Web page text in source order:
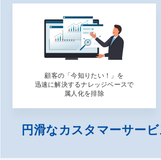
顧客の「今知りたい！」を
迅速に解決するナレッジベースで
属人化を排除
円滑なカスタマーサー